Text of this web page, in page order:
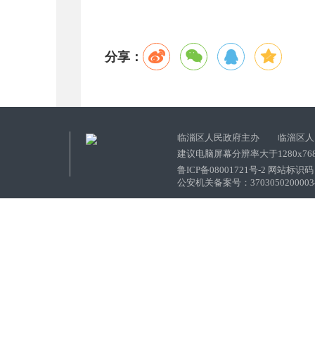
分享：
临淄区人民政府主办 临淄区人
建议电脑屏幕分辨率大于
鲁ICP备08001721号-2 网站标识
公安机关备案号：